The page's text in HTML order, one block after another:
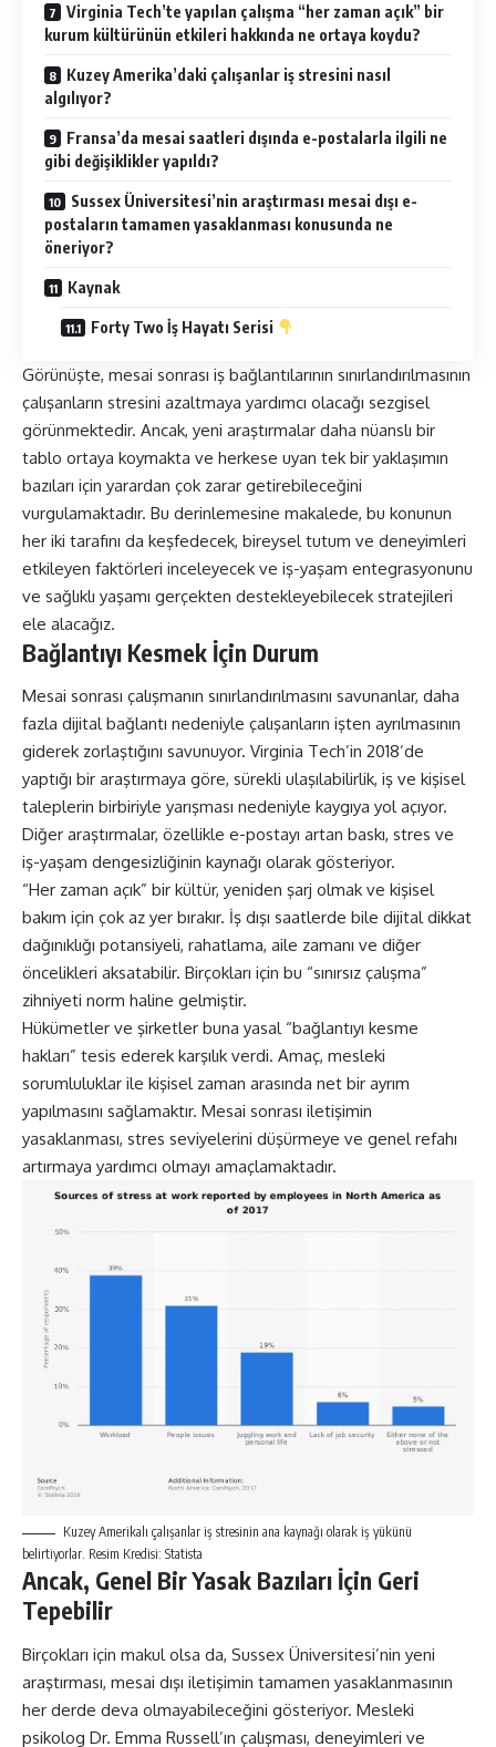
Virginia Tech’te yapılan çalışma “her zaman açık” bir
kurum kültürünün etkileri hakkında ne ortaya koydu?
Kuzey Amerika’daki çalışanlar iş stresini nasıl
algılıyor?
Fransa’da mesai saatleri dışında e-postalarla ilgili ne
gibi değişiklikler yapıldı?
Sussex Üniversitesi’nin araştırması mesai dışı e-
postaların tamamen yasaklanması konusunda ne
öneriyor?
Kaynak
Forty Two İş Hayatı Serisi
Görünüşte, mesai sonrası iş bağlantılarının sınırlandırılmasının
çalışanların stresini azaltmaya yardımcı olacağı sezgisel
görünmektedir. Ancak, yeni araştırmalar daha nüanslı bir
tablo ortaya koymakta ve herkese uyan tek bir yaklaşımın
bazıları için yarardan çok zarar getirebileceğini
vurgulamaktadır. Bu derinlemesine makalede, bu konunun
her iki tarafını da keşfedecek, bireysel tutum ve deneyimleri
etkileyen faktörleri inceleyecek ve iş-yaşam entegrasyonunu
ve sağlıklı yaşamı gerçekten destekleyebilecek stratejileri
ele alacağız.
Bağlantıyı Kesmek İçin Durum
Mesai sonrası çalışmanın sınırlandırılmasını savunanlar, daha
fazla dijital bağlantı nedeniyle çalışanların işten ayrılmasının
giderek zorlaştığını savunuyor. Virginia Tech’in 2018’de
yaptığı bir araştırmaya göre, sürekli ulaşılabilirlik, iş ve kişisel
taleplerin birbiriyle yarışması nedeniyle kaygıya yol açıyor.
Diğer araştırmalar, özellikle e-postayı artan baskı, stres ve
iş-yaşam dengesizliğinin kaynağı olarak gösteriyor.
“Her zaman açık” bir kültür, yeniden şarj olmak ve kişisel
bakım için çok az yer bırakır. İş dışı saatlerde bile dijital dikkat
dağınıklığı potansiyeli, rahatlama, aile zamanı ve diğer
öncelikleri aksatabilir. Birçokları için bu “sınırsız çalışma”
zihniyeti norm haline gelmiştir.
Hükümetler ve şirketler buna yasal “bağlantıyı kesme
hakları” tesis ederek karşılık verdi. Amaç, mesleki
sorumluluklar ile kişisel zaman arasında net bir ayrım
yapılmasını sağlamaktır. Mesai sonrası iletişimin
yasaklanması, stres seviyelerini düşürmeye ve genel refahı
artırmaya yardımcı olmayı amaçlamaktadır.
Kuzey Amerikalı çalışanlar iş stresinin ana kaynağı olarak iş yükünü
belirtiyorlar. Resim Kredisi: Statista
Ancak, Genel Bir Yasak Bazıları İçin Geri
Tepebilir
Birçokları için makul olsa da, Sussex Üniversitesi’nin yeni
araştırması, mesai dışı iletişimin tamamen yasaklanmasının
her derde deva olmayabileceğini gösteriyor. Mesleki
psikolog Dr. Emma Russell’ın çalışması, deneyimleri ve